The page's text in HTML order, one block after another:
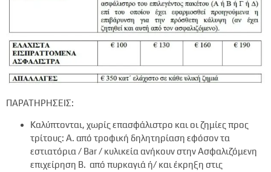
ΠΑΡΑΤΗΡΗΣΕΙΣ:
Καλύπτονται, χωρίς επασφάλιστρο και οι ζημίες προς
τρίτους: Α. από τροφική δηλητηρίαση εφόσον τα
εστιατόρια / Bar / κυλικεία ανήκουν στην Ασφαλιζόμενη
επιχείρηση Β. από πυρκαγιά ή/ και έκρηξη στις